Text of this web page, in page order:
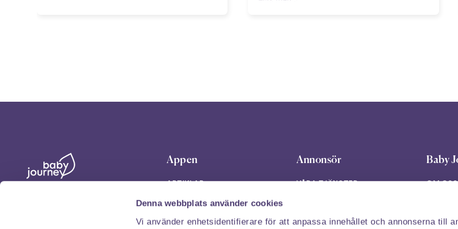
Denna webbplats använder cookies
Vi använder enhetsidentifierare för att anpassa innehållet och annonserna till
Appen
ARTIKLAR
PODCAST
VERKTYG
Annonsör
VÅRA TJÄNSTER
INSIKTER
Baby
OM OSS
JOBB